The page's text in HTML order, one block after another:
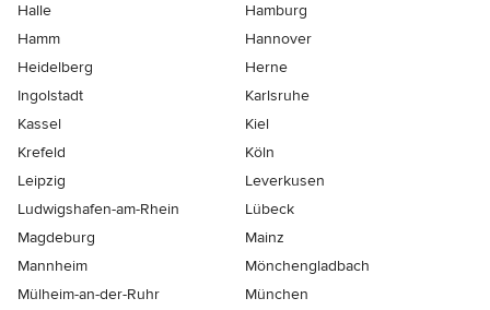
Halle
Hamburg
Hamm
Hannover
Heidelberg
Herne
Ingolstadt
Karlsruhe
Kassel
Kiel
Krefeld
Köln
Leipzig
Leverkusen
Ludwigshafen-am-Rhein
Lübeck
Magdeburg
Mainz
Mannheim
Mönchen­gladbach
Mülheim-an-der-Ruhr
München